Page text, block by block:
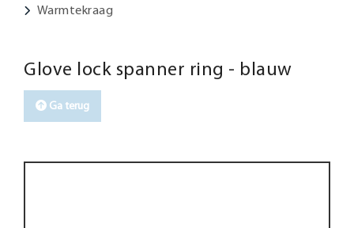
Warmtekraag
Glove lock spanner ring - blauw
Ga terug